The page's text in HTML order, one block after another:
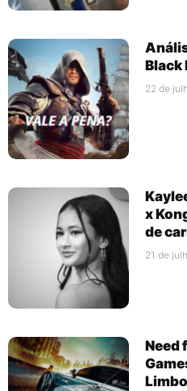
Black
22 de
x
de
21 de
Need
Limbo